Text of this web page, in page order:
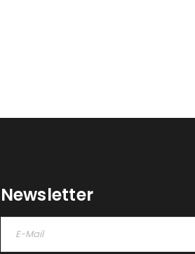
Newsletter